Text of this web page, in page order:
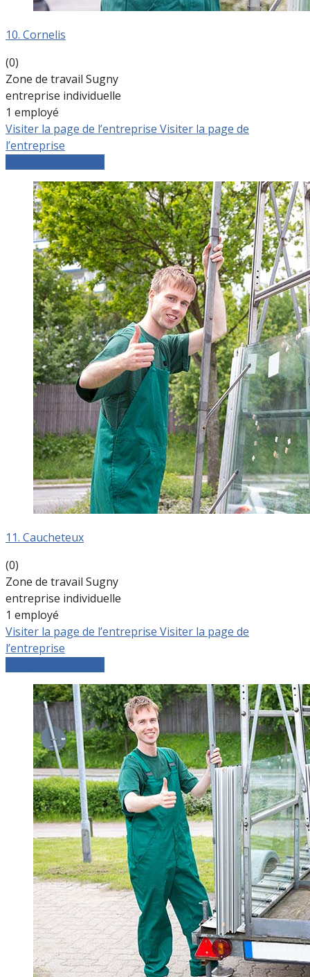
10. Cornelis
(0)
Zone de travail Sugny
entreprise individuelle
1 employé
Visiter la page de l’entreprise Visiter la page de
l’entreprise
11. Caucheteux
(0)
Zone de travail Sugny
entreprise individuelle
1 employé
Visiter la page de l’entreprise Visiter la page de
l’entreprise